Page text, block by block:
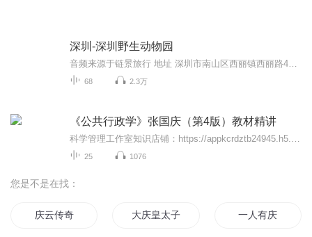
深圳-深圳野生动物园
68 2.3万
《公共行政学》张国庆（第4版）教材精讲
25 1076
您是不是在找：
庆云传奇 大庆皇太子 一人有庆